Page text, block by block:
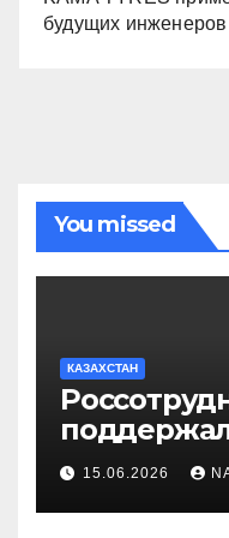
будущих инженеров
You missed
КАЗАХСТАН
Западно-
области
15.06.2026